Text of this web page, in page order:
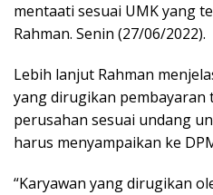
mentaati sesuai UMK yang
Rahman. Senin (27/06/2022).
Lebih lanjut Rahman
yang dirugikan pembayaran
perusahan sesuai undang
harus menyampaikan ke
“Karyawan yang dirugikan